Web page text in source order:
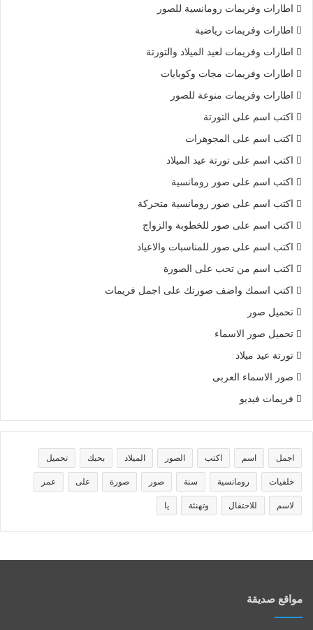
اطارات وفريمات رومانسية للصور
اطارات وفريمات رياضية
اطارات وفريمات لعيد الميلاد والتورتة
اطارات وفريمات مجات وكوبايات
اطارات وفريمات منوعة للصور
اكتب اسم على التورتة
اكتب اسم على المجوهرات
اكتب اسم على تورتة عيد الميلاد
اكتب اسم على صور رومانسية
اكتب اسم على صور رومانسية متحركة
اكتب اسم على صور للخطوبة والزواج
اكتب اسم على صور للمناسبات والاعياد
اكتب اسم من تحب على الصورة
اكتب اسمك واضف صورتك على اجمل فريمات
تحميل صور
تحميل صور الاسماء
تورتة عيد ميلاد
صور الاسماء العربى
فريمات فيديو
اجمل اسم اكتب الصور الميلاد بحبك تحميل
خلفيات رومانسية سنة صور صورة على عمر
لاسم للاحتفال وتهنئة يا
مواقع صديقة